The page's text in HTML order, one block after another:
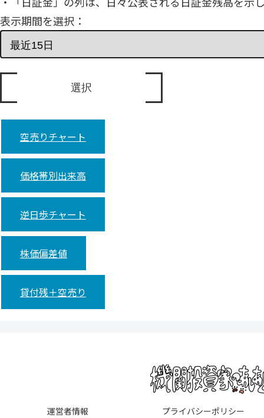
表示期間を選択：
空売りチャート
価格帯別出来高
逆日歩チャート
株価偏差値
貸付残＋空売り
運営者情報
プライバシーポリシー